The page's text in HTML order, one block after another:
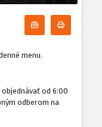
Odoberať
menu.
od 6:00
odberom na